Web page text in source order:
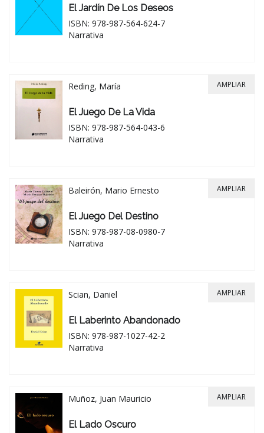
El Jardín De Los Deseos
ISBN: 978-987-564-624-7
Narrativa
Reding, María
El Juego De La Vida
ISBN: 978-987-564-043-6
Narrativa
AMPLIAR
Baleirón, Mario Ernesto
El Juego Del Destino
ISBN: 978-987-08-0980-7
Narrativa
AMPLIAR
Scian, Daniel
El Laberinto Abandonado
ISBN: 978-987-1027-42-2
Narrativa
AMPLIAR
Muñoz, Juan Mauricio
El Lado Oscuro
AMPLIAR